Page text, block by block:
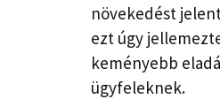
növekedést
ezt úgy
keményebb
ügyfeleknek.